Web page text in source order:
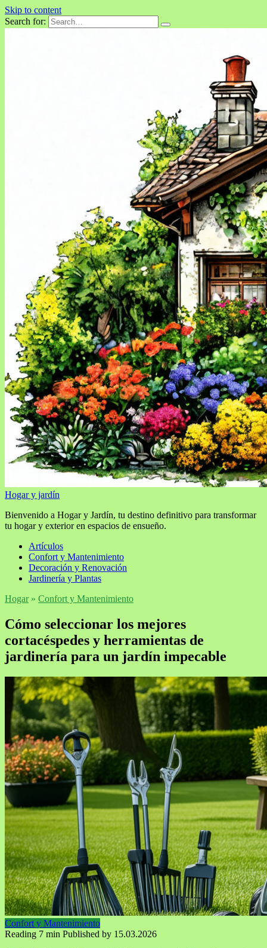
Skip to content
Search for:
Hogar y jardín
Bienvenido a Hogar y Jardín, tu destino definitivo para transformar
tu hogar y exterior en espacios de ensueño.
Artículos
Confort y Mantenimiento
Decoración y Renovación
Jardinería y Plantas
Hogar» Confort y Mantenimiento
Cómo seleccionar los mejores
cortacéspedes y herramientas de
jardinería para un jardín impecable
Confort y Mantenimiento
Reading 7 min Published by 15.03.2026